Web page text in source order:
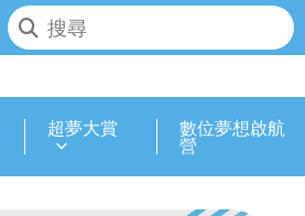
超夢大賞 數位夢想啟航
營